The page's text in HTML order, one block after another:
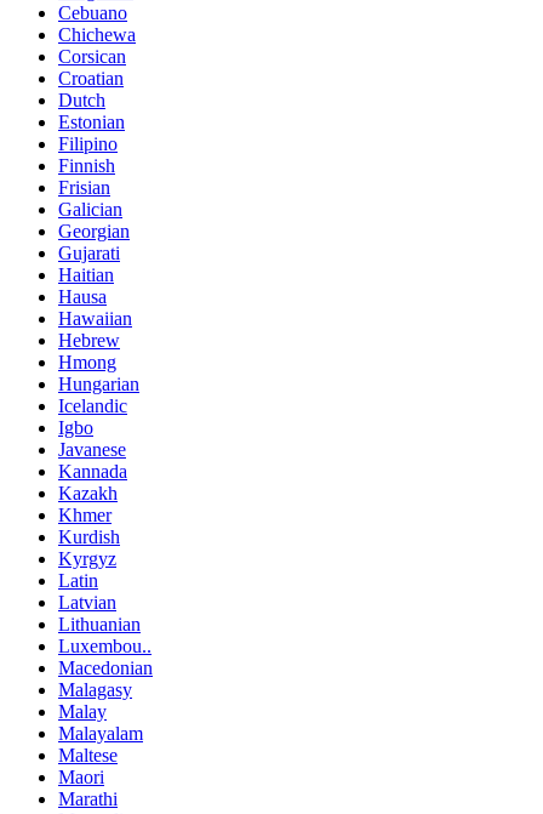
Cebuano
Chichewa
Corsican
Croatian
Dutch
Estonian
Filipino
Finnish
Frisian
Galician
Georgian
Gujarati
Haitian
Hausa
Hawaiian
Hebrew
Hmong
Hungarian
Icelandic
Igbo
Javanese
Kannada
Kazakh
Khmer
Kurdish
Kyrgyz
Latin
Latvian
Lithuanian
Luxembou..
Macedonian
Malagasy
Malay
Malayalam
Maltese
Maori
Marathi